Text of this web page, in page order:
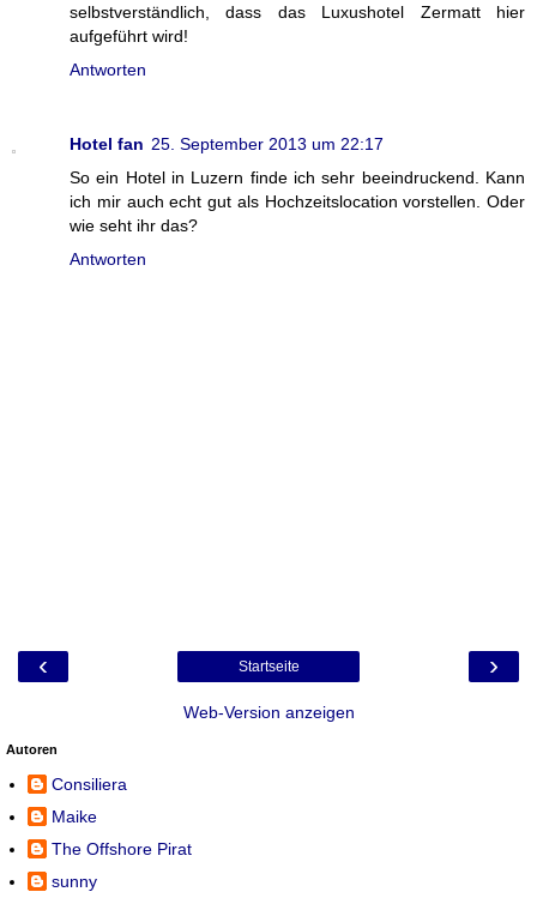
selbstverständlich, dass das Luxushotel Zermatt hier
aufgeführt wird!
Antworten
Hotel fan 25. September 2013 um 22:17
So ein Hotel in Luzern finde ich sehr beeindruckend. Kann
ich mir auch echt gut als Hochzeitslocation vorstellen. Oder
wie seht ihr das?
Antworten
‹ ›
Startseite
Web-Version anzeigen
Autoren
Consiliera
Maike
The Offshore Pirat
sunny